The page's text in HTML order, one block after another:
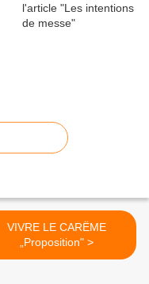
VIVRE LE CARËME
„Proposition" >